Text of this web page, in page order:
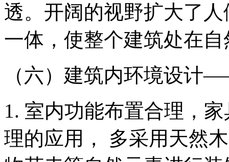
透。开阔的视野扩大了
一体，使整个建筑处在
（六）建筑内环境设计
1. 室内功能布置合理，
理的应用， 多采用天然